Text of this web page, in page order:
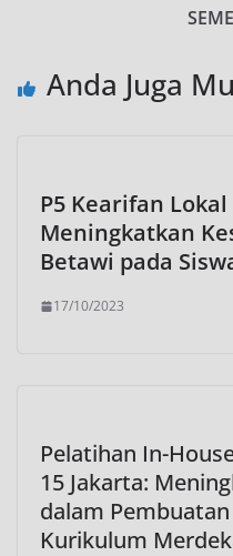
Anda Juga
P5 Kearifan
Meningkatkan
Betawi pada
17/10/2023
Pelatihan In-
15 Jakarta:
dalam
Kurikulum